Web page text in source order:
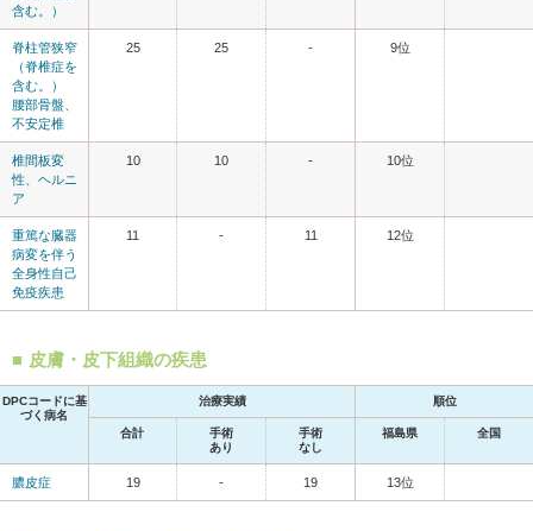
含む。）
脊柱管狭窄
（脊椎症を
含む。）
腰部骨盤、
不安定椎
25 25 - 9位
椎間板変
性、ヘルニ
ア
10 10 - 10位
重篤な臓器
病変を伴う
全身性自己
免疫疾患
11 - 11 12位
皮膚・皮下組織の疾患
DPCコードに基
づく病名
治療実績 順位
合計
手術
あり
手術
なし
福島県 全国
膿皮症 19 - 19 13位